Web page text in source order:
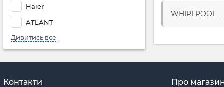
Haier
ATLANT
Дивитись все
WHIRLPOOL
Контакти Про